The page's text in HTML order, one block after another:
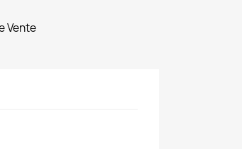
Vente